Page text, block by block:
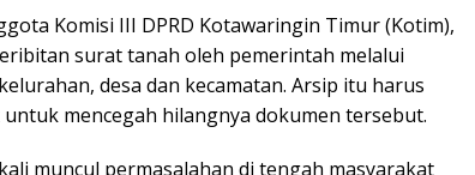
Komisi III DPRD Kotawaringin Timur (Kotim),
surat tanah oleh pemerintah melalui
desa dan kecamatan. Arsip itu harus
mencegah hilangnya dokumen tersebut.
muncul permasalahan di tengah masyarakat